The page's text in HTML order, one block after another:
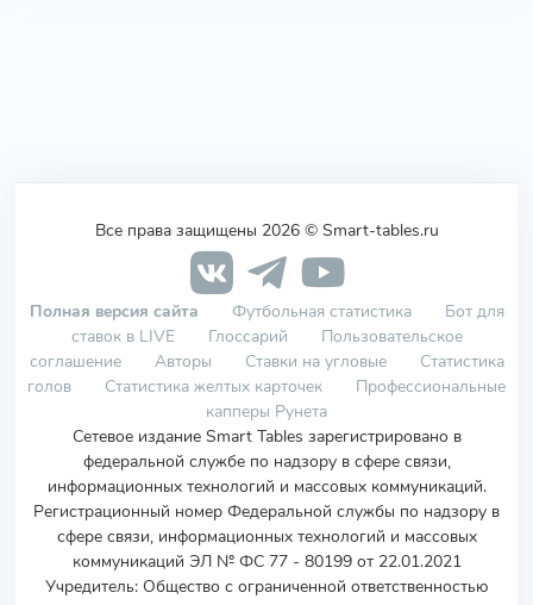
Все права защищены 2026 © Smart-tables.ru
Полная версия сайта Футбольная статистика
Бот для
ставок в LIVE
Глоссарий
Пользовательское
соглашение
Авторы Ставки на угловые
Статистика
голов
Статистика желтых карточек
Профессиональные
капперы Рунета
Сетевое издание Smart Tables зарегистрировано в
федеральной службе по надзору в сфере связи,
информационных технологий и массовых коммуникаций.
Регистрационный номер Федеральной службы по надзору в
сфере связи, информационных технологий и массовых
коммуникаций ЭЛ № ФС 77 - 80199 от 22.01.2021
Учредитель: Общество с ограниченной ответственностью